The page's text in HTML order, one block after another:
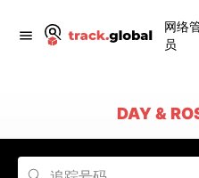
网络
员
DAY &